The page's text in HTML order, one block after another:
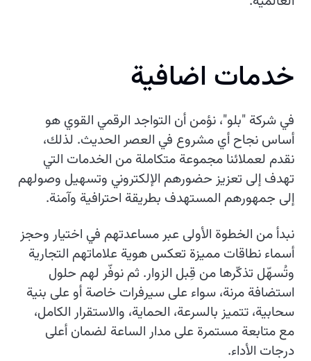
خدمات اضافية
في شركة "بلو"، نؤمن أن التواجد الرقمي القوي هو
أساس نجاح أي مشروع في العصر الحديث. لذلك،
نقدم لعملائنا مجموعة متكاملة من الخدمات التي
تهدف إلى تعزيز حضورهم الإلكتروني وتسهيل وصولهم
إلى جمهورهم المستهدف بطريقة احترافية وآمنة.
نبدأ من الخطوة الأولى عبر مساعدتهم في اختيار وحجز
أسماء نطاقات مميزة تعكس هوية علاماتهم التجارية
وتُسهّل تذكّرها من قِبل الزوار. ثم نوفّر لهم حلول
استضافة مرنة، سواء على سيرفرات خاصة أو على بنية
سحابية، تتميز بالسرعة، الحماية، والاستقرار الكامل،
مع متابعة مستمرة على مدار الساعة لضمان أعلى
درجات الأداء.